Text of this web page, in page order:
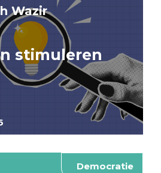
Wazir
stimuleren
Democratie